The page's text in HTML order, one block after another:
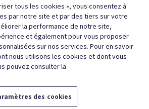
tous les cookies », vous consentez à
par notre site et par des tiers sur votre
la performance de notre site,
et également pour vous proposer
sur nos services. Pour en savoir
nous utilisons les cookies et dont vous
pouvez consulter la
des cookies